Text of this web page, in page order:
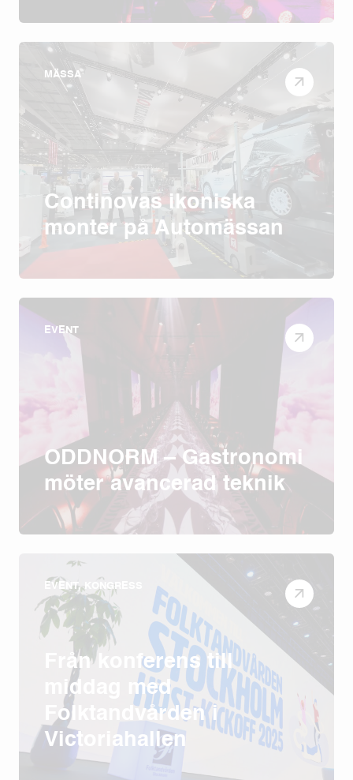
MÄSSA
Continovas ikoniska
monter på Automässan
EVENT
ODDNORM – Gastronomi
möter avancerad teknik
EVENT, KONGRESS
Från konferens till
middag med
Folktandvården i
Victoriahallen